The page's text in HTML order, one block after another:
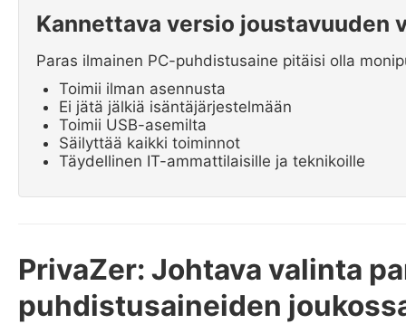
Kannettava versio joustavuuden
Paras ilmainen PC-puhdistusaine pitäisi olla
Toimii ilman asennusta
Ei jätä jälkiä isäntäjärjestelmään
Toimii USB-asemilta
Säilyttää kaikki toiminnot
Täydellinen IT-ammattilaisille ja teknikoille
PrivaZer: Johtava valinta
puhdistusaineiden